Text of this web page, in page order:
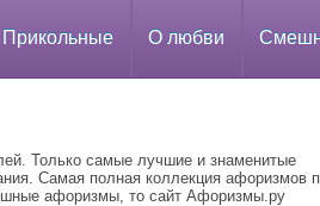
Прикольные О любви
Только самые лучшие и знаменитые
Самая полная коллекция афоризмов
афоризмы, то сайт Афоризмы.ру